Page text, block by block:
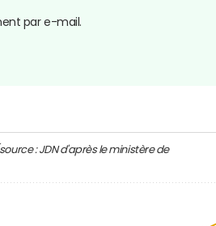
par e-mail.
: JDN d'après le ministère de